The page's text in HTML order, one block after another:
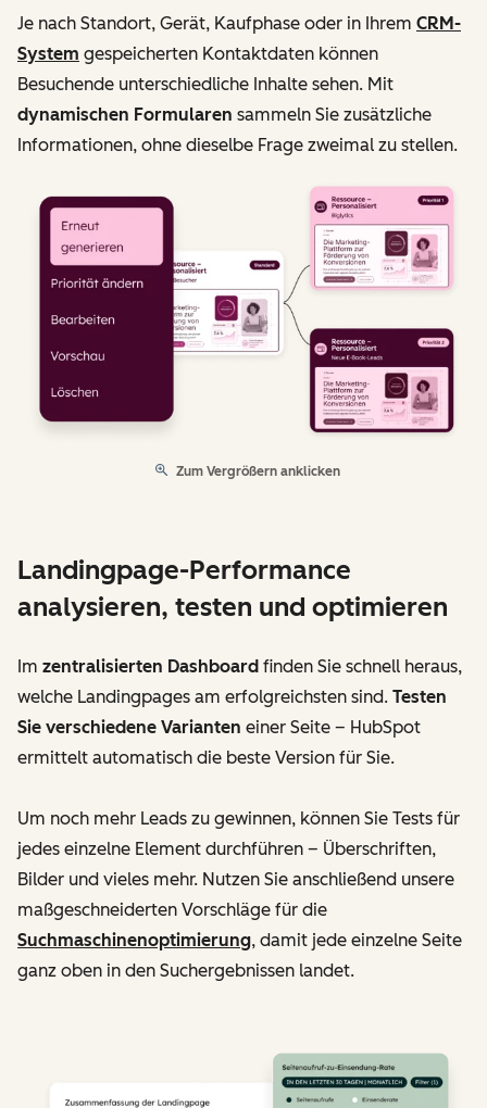
Je nach Standort, Gerät, Kaufphase oder in Ihrem CRM-
System gespeicherten Kontaktdaten können
Besuchende unterschiedliche Inhalte sehen. Mit
dynamischen Formularen sammeln Sie zusätzliche
Informationen, ohne dieselbe Frage zweimal zu stellen.
Zum Vergrößern anklicken
Landingpage-Performance
analysieren, testen und optimieren
Im zentralisierten Dashboard finden Sie schnell heraus,
welche Landingpages am erfolgreichsten sind. Testen
Sie verschiedene Varianten einer Seite – HubSpot
ermittelt automatisch die beste Version für Sie.
Um noch mehr Leads zu gewinnen, können Sie Tests für
jedes einzelne Element durchführen – Überschriften,
Bilder und vieles mehr. Nutzen Sie anschließend unsere
maßgeschneiderten Vorschläge für die
Suchmaschinenoptimierung, damit jede einzelne Seite
ganz oben in den Suchergebnissen landet.